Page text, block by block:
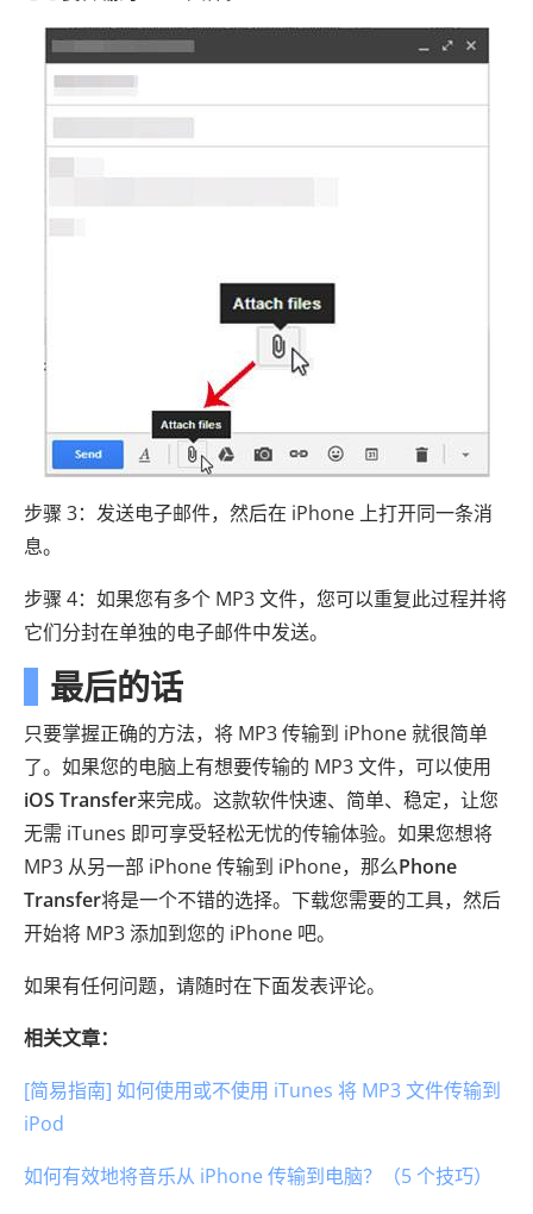
步骤 3：发送电子邮件，然后在 iPhone 上打开同一条消
息。
步骤 4：如果您有多个 MP3 文件，您可以重复此过程并将
它们分封在单独的电子邮件中发送。
最后的话
只要掌握正确的方法，将 MP3 传输到 iPhone 就很简单
了。如果您的电脑上有想要传输的 MP3 文件，可以使用
iOS Transfer来完成。这款软件快速、简单、稳定，让您
无需 iTunes 即可享受轻松无忧的传输体验。如果您想将
MP3 从另一部 iPhone 传输到 iPhone，那么Phone
Transfer将是一个不错的选择。下载您需要的工具，然后
开始将 MP3 添加到您的 iPhone 吧。
如果有任何问题，请随时在下面发表评论。
相关文章：
[简易指南] 如何使用或不使用 iTunes 将 MP3 文件传输到
iPod
如何有效地将音乐从 iPhone 传输到电脑？（5 个技巧）